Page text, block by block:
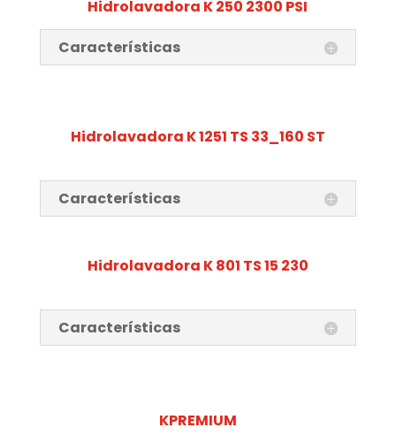
Hidrolavadora K 250 2300 PSI
Características
Hidrolavadora K 1251 TS 33_160 ST
Características
Hidrolavadora K 801 TS 15 230
Características
KPREMIUM